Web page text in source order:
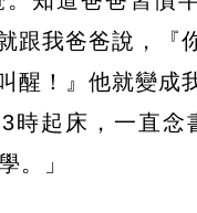
跟我爸爸說，『
醒！』他就變成
時起床，一直念
。」